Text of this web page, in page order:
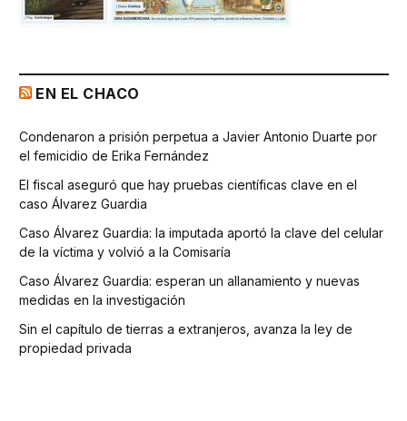
EN EL CHACO
Condenaron a prisión perpetua a Javier Antonio Duarte por
el femicidio de Erika Fernández
El fiscal aseguró que hay pruebas científicas clave en el
caso Álvarez Guardia
Caso Álvarez Guardia: la imputada aportó la clave del celular
de la víctima y volvió a la Comisaría
Caso Álvarez Guardia: esperan un allanamiento y nuevas
medidas en la investigación
Sin el capítulo de tierras a extranjeros, avanza la ley de
propiedad privada